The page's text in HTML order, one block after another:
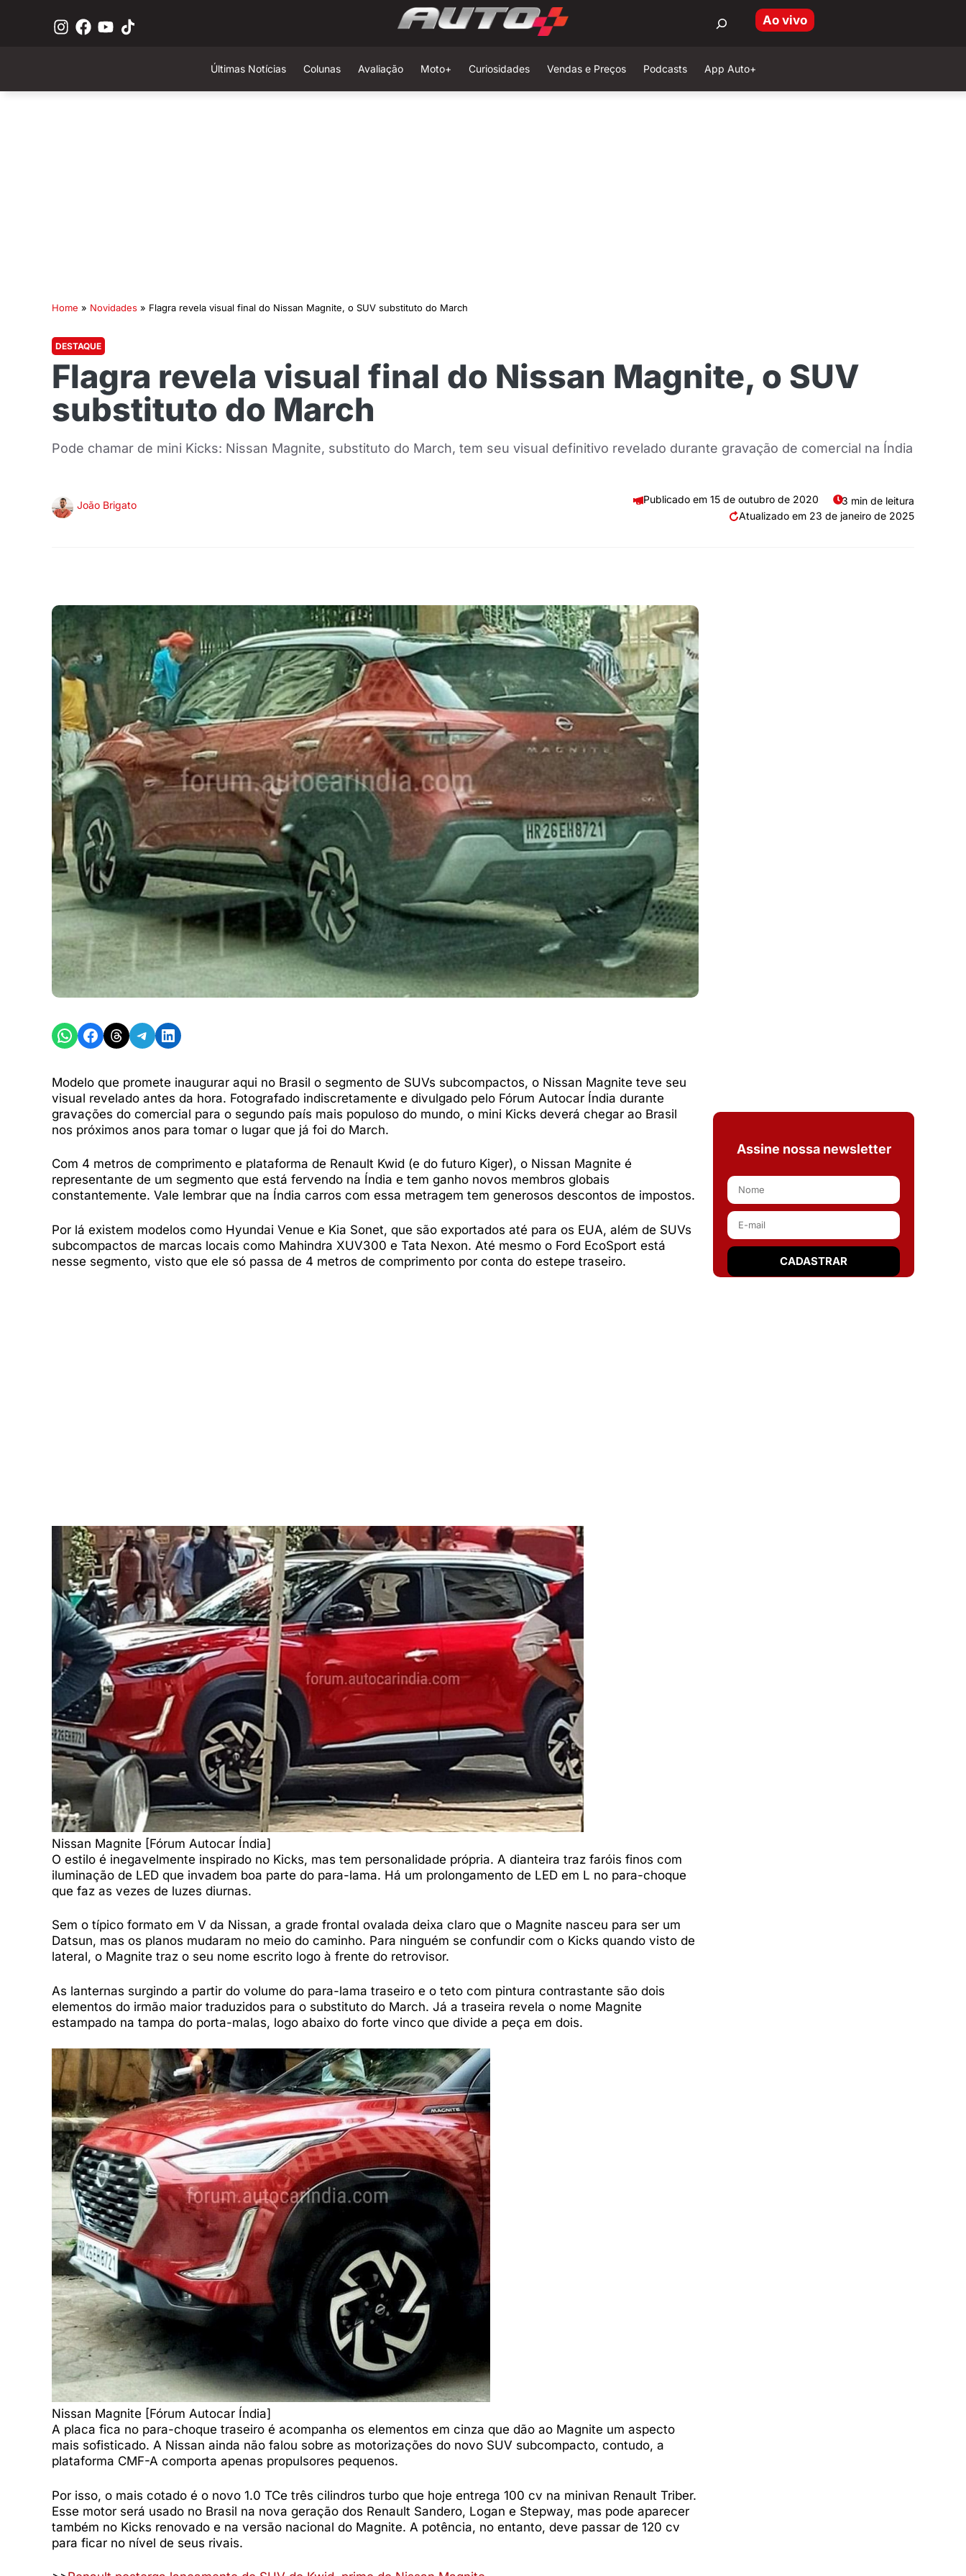
Ao vivo
Últimas Notícias Colunas Avaliação Moto+ Curiosidades Vendas e Preços Podcasts App Auto+
Home » Novidades » Flagra revela visual final do Nissan Magnite, o SUV substituto do March
DESTAQUE
Flagra revela visual final do Nissan Magnite, o SUV
substituto do March
Pode chamar de mini Kicks: Nissan Magnite, substituto do March, tem seu visual definitivo revelado durante gravação de comercial na Índia
João Brigato 15 de outubro de 2020
3 min de leitura
23 de janeiro de 2025
Share on WhatsApp
Share on Facebook
Share on Threads
Share on Telegram
Share on LinkedIn
Modelo que promete inaugurar aqui no Brasil o segmento de SUVs subcompactos, o Nissan Magnite teve seu
visual revelado antes da hora. Fotografado indiscretamente e divulgado pelo Fórum Autocar Índia durante
gravações do comercial para o segundo país mais populoso do mundo, o mini Kicks deverá chegar ao Brasil
nos próximos anos para tomar o lugar que já foi do March.
Com 4 metros de comprimento e plataforma de Renault Kwid (e do futuro Kiger), o Nissan Magnite é
representante de um segmento que está fervendo na Índia e tem ganho novos membros globais
constantemente. Vale lembrar que na Índia carros com essa metragem tem generosos descontos de impostos.
Por lá existem modelos como Hyundai Venue e Kia Sonet, que são exportados até para os EUA, além de SUVs
subcompactos de marcas locais como Mahindra XUV300 e Tata Nexon. Até mesmo o Ford EcoSport está
nesse segmento, visto que ele só passa de 4 metros de comprimento por conta do estepe traseiro.
Nissan Magnite [Fórum Autocar Índia]
O estilo é inegavelmente inspirado no Kicks, mas tem personalidade própria. A dianteira traz faróis finos com
iluminação de LED que invadem boa parte do para-lama. Há um prolongamento de LED em L no para-choque
que faz as vezes de luzes diurnas.
Sem o típico formato em V da Nissan, a grade frontal ovalada deixa claro que o Magnite nasceu para ser um
Datsun, mas os planos mudaram no meio do caminho. Para ninguém se confundir com o Kicks quando visto de
lateral, o Magnite traz o seu nome escrito logo à frente do retrovisor.
As lanternas surgindo a partir do volume do para-lama traseiro e o teto com pintura contrastante são dois
elementos do irmão maior traduzidos para o substituto do March. Já a traseira revela o nome Magnite
estampado na tampa do porta-malas, logo abaixo do forte vinco que divide a peça em dois.
Nissan Magnite [Fórum Autocar Índia]
A placa fica no para-choque traseiro é acompanha os elementos em cinza que dão ao Magnite um aspecto
mais sofisticado. A Nissan ainda não falou sobre as motorizações do novo SUV subcompacto, contudo, a
plataforma CMF-A comporta apenas propulsores pequenos.
Por isso, o mais cotado é o novo 1.0 TCe três cilindros turbo que hoje entrega 100 cv na minivan Renault Triber.
Esse motor será usado no Brasil na nova geração dos Renault Sandero, Logan e Stepway, mas pode aparecer
também no Kicks renovado e na versão nacional do Magnite. A potência, no entanto, deve passar de 120 cv
para ficar no nível de seus rivais.
Assine nossa newsletter